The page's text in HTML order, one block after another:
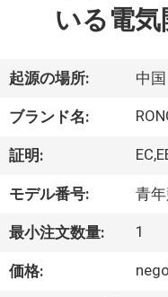
ダ
ク
ト
私
に
いる電
起源の場所: 中国
ブランド名:
証明:
モデル番号: 青
最小注文数量: 1
価格: